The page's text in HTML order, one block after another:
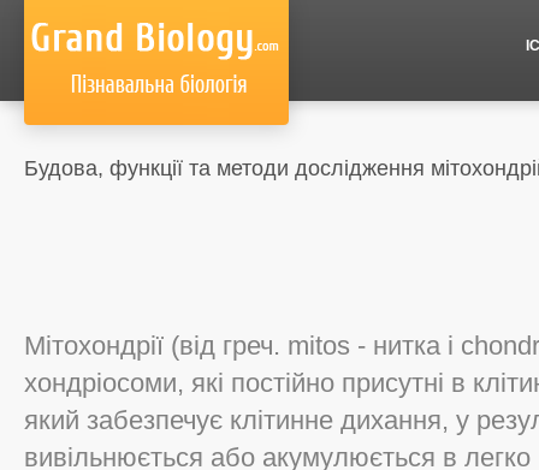
Будова, функції та методи дослідження
Мітохондрії (від греч. mitos - нитка і
хондріосоми, які постійно присутні в
який забезпечує клітинне дихання, у
вивільнюється або акумулюється в